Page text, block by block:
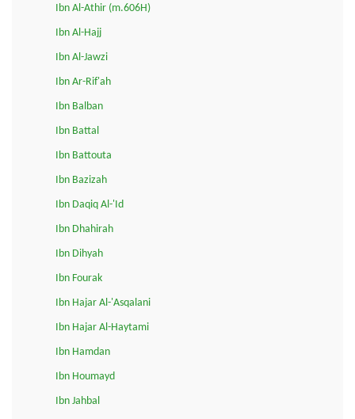
Ibn Al-Athir (m.606H)
Ibn Al-Hajj
Ibn Al-Jawzi
Ibn Ar-Rif'ah
Ibn Balban
Ibn Battal
Ibn Battouta
Ibn Bazizah
Ibn Daqiq Al-'Id
Ibn Dhahirah
Ibn Dihyah
Ibn Fourak
Ibn Hajar Al-'Asqalani
Ibn Hajar Al-Haytami
Ibn Hamdan
Ibn Houmayd
Ibn Jahbal